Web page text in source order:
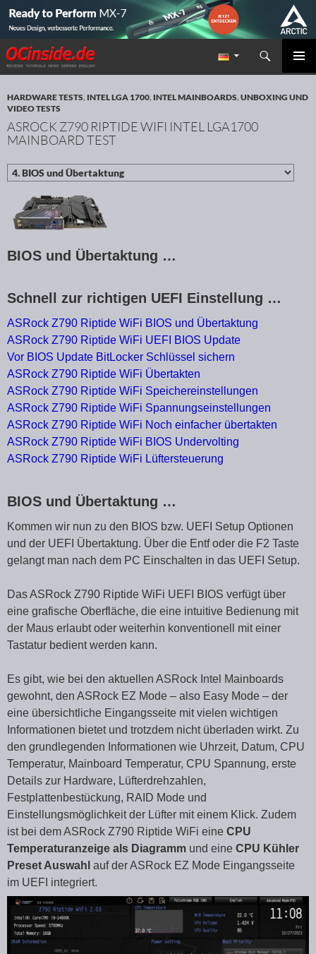
Redaktion ocinside.de PC Hardware Portal
Suchen
ZUM INHALT SPRINGEN
HARDWARE TESTS, INTEL LGA 1700, INTEL MAINBOARDS,UNBOXING UND
VIDEO TESTS
ASROCK Z790 RIPTIDE WIFI INTEL LGA1700
MAINBOARD TEST
BIOS und Übertaktung …
Schnell zur richtigen UEFI Einstellung …
ASRock Z790 Riptide WiFi BIOS und Übertaktung
ASRock Z790 Riptide WiFi UEFI BIOS Update
Vor BIOS Update BitLocker Schlüssel sichern
ASRock Z790 Riptide WiFi Übertakten
ASRock Z790 Riptide WiFi Speichereinstellungen
ASRock Z790 Riptide WiFi Spannungseinstellungen
ASRock Z790 Riptide WiFi Noch einfacher übertakten
ASRock Z790 Riptide WiFi BIOS Undervolting
ASRock Z790 Riptide WiFi Lüftersteuerung
BIOS und Übertaktung …
Kommen wir nun zu den BIOS bzw. UEFI Setup Optionen
und der UEFI Übertaktung. Über die Entf oder die F2 Taste
gelangt man nach dem PC Einschalten in das UEFI Setup.
Das ASRock Z790 Riptide WiFi UEFI BIOS verfügt über
eine grafische Oberfläche, die eine intuitive Bedienung mit
der Maus erlaubt oder weiterhin konventionell mit einer
Tastatur bedient werden kann.
Es gibt, wie bei den aktuellen ASRock Intel Mainboards
gewohnt, den ASRock EZ Mode – also Easy Mode – der
eine übersichtliche Eingangsseite mit vielen wichtigen
Informationen bietet und trotzdem nicht überladen wirkt. Zu
den grundlegenden Informationen wie Uhrzeit, Datum, CPU
Temperatur, Mainboard Temperatur, CPU Spannung, erste
Details zur Hardware, Lüfterdrehzahlen,
Festplattenbestückung, RAID Mode und
Einstellungsmöglichkeit der Lüfter mit einem Klick. Zudem
ist bei dem ASRock Z790 Riptide WiFi eine CPU
Temperaturanzeige als Diagramm und eine CPU Kühler
Preset Auswahl auf der ASRock EZ Mode Eingangsseite
im UEFI integriert.